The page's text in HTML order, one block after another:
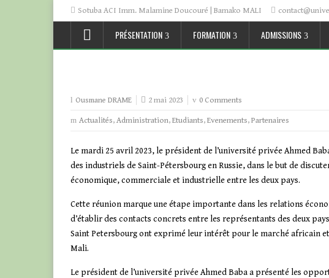
Sotuba ACI Imm. Malamine Doucouré | Bamako MALI
PRÉSENTATION FORMATION ADMISSIONS
Ousmane DRAME 2 mai 2023 0 Comments
Actualités,Administration,Etudiants,Evenements,Partenaires
Le mardi 25 avril 2023, le président de l’université privée Ahmed
des industriels de Saint-Pétersbourg en Russie, dans le but de
économique, commerciale et industrielle entre les deux pays.
Cette réunion marque une étape importante dans les relations
d’établir des contacts concrets entre les représentants des deux
Saint Petersbourg ont exprimé leur intérêt pour le marché africain
Mali.
Le président de l’université privée Ahmed Baba a présenté les